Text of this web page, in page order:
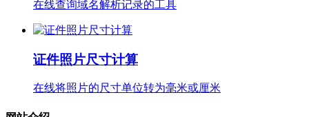
证件照片尺寸计算
在线将照片的尺寸单位转为毫米或厘米
网站介绍